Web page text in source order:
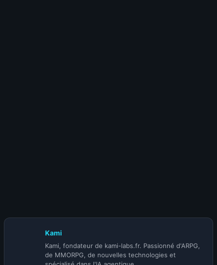
Kami
Kami, fondateur de kami-labs.fr. Passionné d'ARPG,
de MMORPG, de nouvelles technologies et